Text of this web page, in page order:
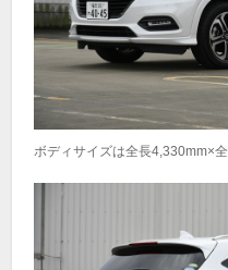
ボディサイズは全長4,330mm×